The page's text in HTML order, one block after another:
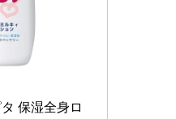
保湿全身ロ